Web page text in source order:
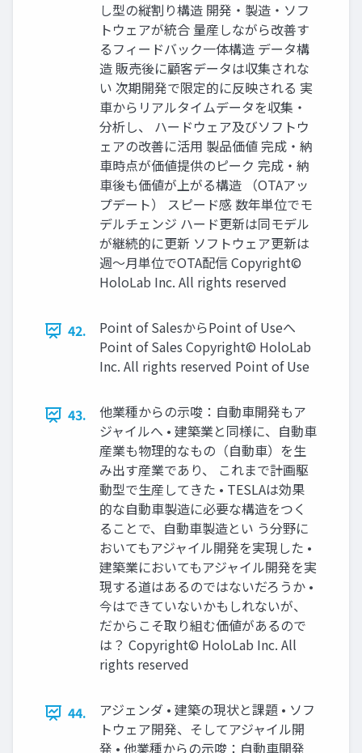
し型の縦割り構造 開発・製造・ソフ
トウェアが統合 量産しながら改善す
るフィードバック一体構造 データ構
造 販売後に顧客データは収集されな
い 次期開発で限定的に反映される 実
車からリアルタイムデータを収集・
分析し、 ハードウェア及びソフトウ
ェアの改善に活用 製品価値 完成・納
車時点が価値提供のピーク 完成・納
車後も価値が上がる構造 （OTAアッ
プデート） スピード感 数年単位でモ
デルチェンジ ハード更新は同モデル
が継続的に更新 ソフトウェア更新は
週〜月単位でOTA配信 Copyright©
HoloLab Inc. All rights reserved
42.
Point of SalesからPoint of Useへ
Point of Sales Copyright© HoloLab
Inc. All rights reserved Point of Use
43.
他業種からの示唆：自動車開発もア
ジャイルへ • 建築業と同様に、自動車
産業も物理的なもの（自動車）を生
み出す産業であり、 これまで計画駆
動型で生産してきた • TESLAは効果
的な自動車製造に必要な構造をつく
ることで、自動車製造とい う分野に
おいてもアジャイル開発を実現した •
建築業においてもアジャイル開発を実
現する道はあるのではないだろうか •
今はできていないかもしれないが、
だからこそ取り組む価値があるので
は？ Copyright© HoloLab Inc. All
rights reserved
44.
アジェンダ • 建築の現状と課題 • ソフ
トウェア開発、そしてアジャイル開
発 • 他業種からの示唆：自動車開発